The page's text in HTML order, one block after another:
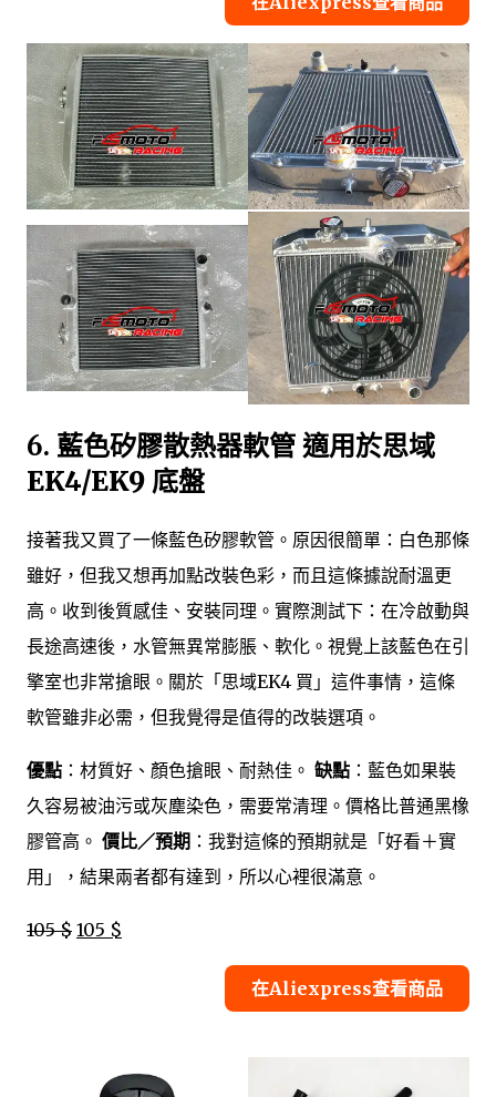
6. 藍色矽膠散熱器軟管 適用於思域
EK4/EK9 底盤
接著我又買了一條藍色矽膠軟管。原因很簡單：白色那條
雖好，但我又想再加點改裝色彩，而且這條據說耐溫更
高。收到後質感佳、安裝同理。實際測試下：在冷啟動與
長途高速後，水管無異常膨脹、軟化。視覺上該藍色在引
擎室也非常搶眼。關於「思域EK4 買」這件事情，這條
軟管雖非必需，但我覺得是值得的改裝選項。
優點 ：材質好、顏色搶眼、耐熱佳。 缺點 ：藍色如果裝
久容易被油污或灰塵染色，需要常清理。價格比普通黑橡
膠管高。 價比／預期 ：我對這條的預期就是「好看＋實
用」，結果兩者都有達到，所以心裡很滿意。
105 $ 105 $
在Aliexpress查看商品